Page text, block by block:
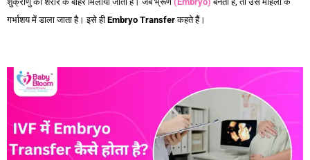
गर्भाशय में डाला जाता है। इसे ही Embryo Transferकहते हैं।